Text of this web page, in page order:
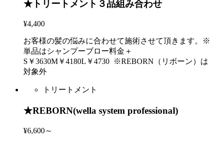
★トリートメント３品組み合わせ
¥4,400
お客様の髪の悩みに合わせて施術させて頂きます。※
単品はシャンプーブロー料金＋
S￥3630M￥4180L￥4730 ※REBORN（リボーン）は
対象外
トリートメント
★REBORN(wella system professional)
¥6,600～